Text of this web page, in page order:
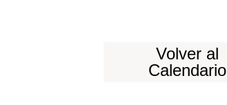
Volver al
Calendario